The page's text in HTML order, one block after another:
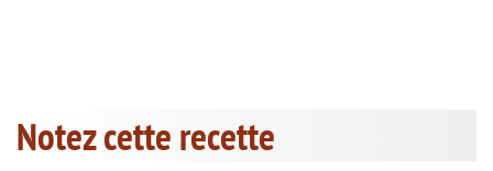
Notez cette recette